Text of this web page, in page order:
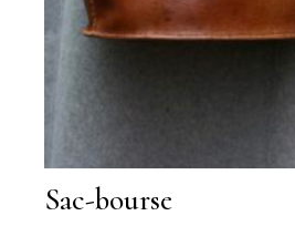
Sac-bourse